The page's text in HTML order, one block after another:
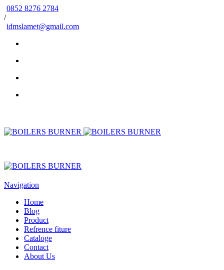
0852 8276 2784
/
idmslamet@gmail.com
Navigation
Home
Blog
Product
Refrence fiture
Cataloge
Contact
About Us